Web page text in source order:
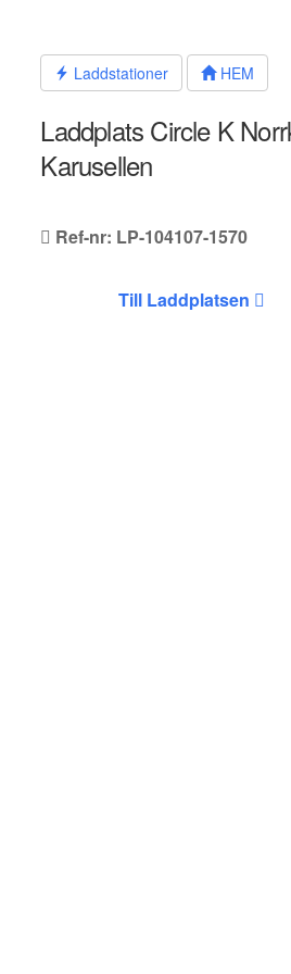
innehållet Laddstationer HEM
Laddplats Circle K
Karusellen
Ref-nr: LP-104107-1570
Till Laddplatsen